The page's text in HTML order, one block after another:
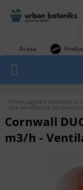
Acasa
1
Prima pagină Ventilație și
Alte ventilatoare de conductă
Cornwall
m3/h -